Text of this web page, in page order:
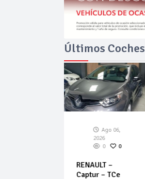
Últimos Coches
Ago 06,
2026
0
0
RENAULT –
Captur – TCe